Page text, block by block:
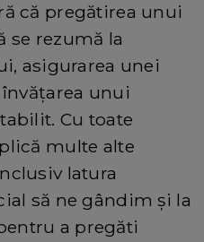
că pregătirea unui
rezumă la
asigurarea unei
unui
Cu toate
multe alte
latura
să ne gândim și la
a pregăti